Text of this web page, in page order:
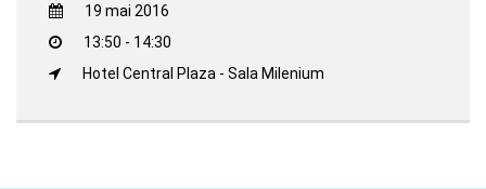
19 mai 2016
13:50 - 14:30
Hotel Central Plaza - Sala Milenium